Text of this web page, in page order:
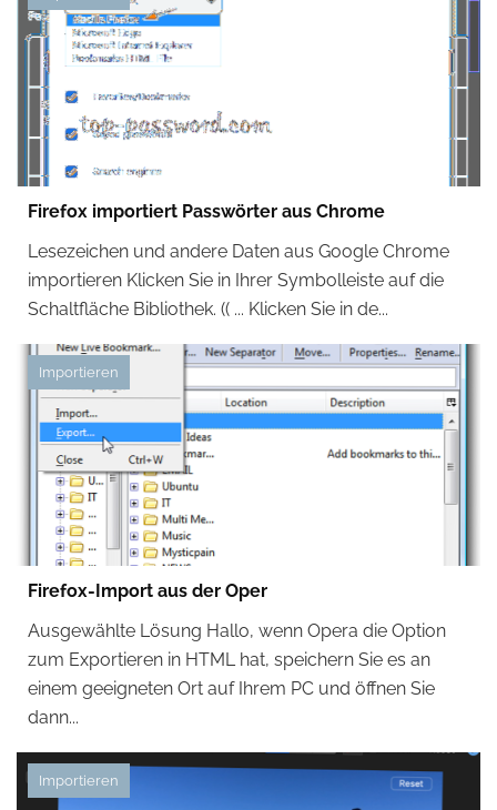
Firefox importiert Passwörter aus Chrome
Lesezeichen und andere Daten aus Google Chrome
importieren Klicken Sie in Ihrer Symbolleiste auf die
Schaltfläche Bibliothek. (( ... Klicken Sie in de...
Importieren
Firefox-Import aus der Oper
Ausgewählte Lösung Hallo, wenn Opera die Option
zum Exportieren in HTML hat, speichern Sie es an
einem geeigneten Ort auf Ihrem PC und öffnen Sie
dann...
Importieren